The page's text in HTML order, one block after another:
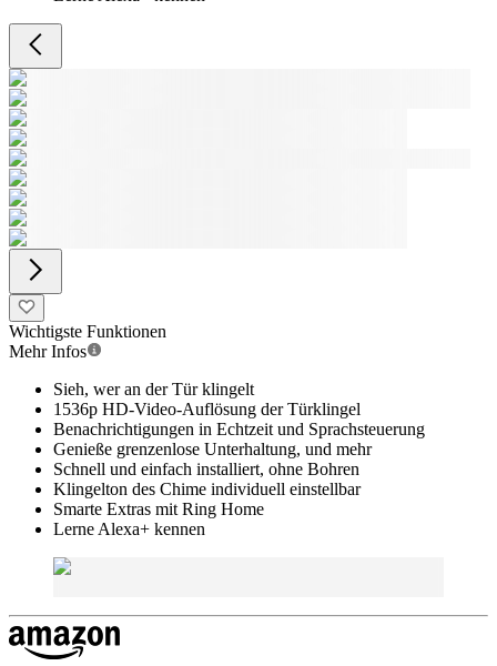
Wichtigste Funktionen
Mehr Infos
Sieh, wer an der Tür klingelt
1536p HD-Video-Auflösung der Türklingel
Benachrichtigungen in Echtzeit und Sprachsteuerung
Genieße grenzenlose Unterhaltung, und mehr
Schnell und einfach installiert, ohne Bohren
Klingelton des Chime individuell einstellbar
Smarte Extras mit Ring Home
Lerne Alexa+ kennen